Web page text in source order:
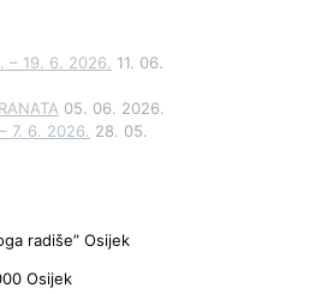
– 19. 6. 2026. 11. 06.
05. 06. 2026.
7. 6. 2026. 28. 05.
radiše” Osijek
Osijek